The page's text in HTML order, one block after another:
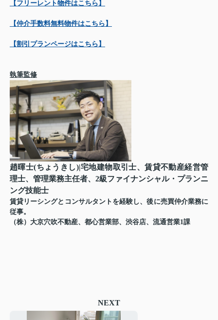
【フリーレント物件はこちら】
【仲介手数料無料物件はこちら】
【割引プランページはこちら】
執筆監修
趙暉士(ちょうきし)|宅地建物取引士、賃貸不動産経営管
理士、管理業務主任者、2級ファイナンシャル・プランニ
ング技能士
賃貸リーシングとコンサルタントを経験し、後に売買仲介業務に
従事。
（株）大京穴吹不動産、都心営業部、渋谷店、流通営業1課
NEXT